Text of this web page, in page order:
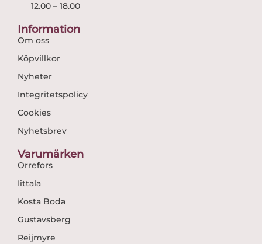
12.00 – 18.00
Information
Om oss
Köpvillkor
Nyheter
Integritetspolicy
Cookies
Nyhetsbrev
Varumärken
Orrefors
Iittala
Kosta Boda
Gustavsberg
Reijmyre